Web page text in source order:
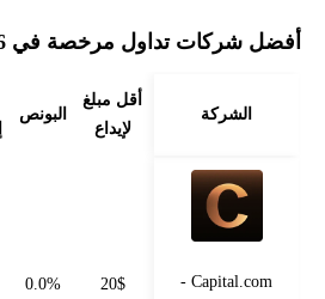
أفضل شركات تداول مرخصة في 2026
الشركة
أقل مبلغ
لإيداع
البونص
Capital.com -
20$
0.0%